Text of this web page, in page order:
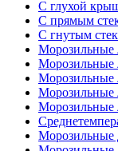
С глухой
C прямым
C гнутым
Морозильные
Морозильные
Морозильные
Морозильные
Морозильные